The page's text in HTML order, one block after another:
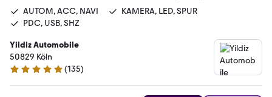
AUTOM, ACC, NAVI
KAMERA, LED, SPUR
PDC, USB, SHZ
Yildiz Automobile
50829 Köln
5 Sterne
(135)